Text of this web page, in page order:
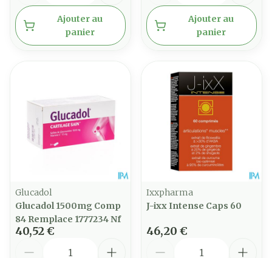
Ajouter au
panier
Ajouter au
panier
Glucadol
Glucadol 1500mg Comp
84 Remplace 1777234 Nf
40,52 €
Ixxpharma
J-ixx Intense Caps 60
46,20 €